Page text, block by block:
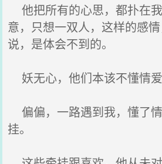
他把所有的心思，都扑在
意，只想一双人，这样的感
说，是体会不到的。
妖无心，他们本该不懂情爱
偏偏，一路遇到我，懂了
挂。